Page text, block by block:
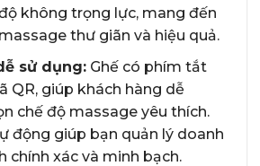
không trọng lực, mang đến
thư giãn và hiệu quả.
sử dụng:Ghế có phím tắt
QR, giúp khách hàng dễ
chế độ massage yêu thích.
động giúp bạn quản lý doanh
chính xác và minh bạch.